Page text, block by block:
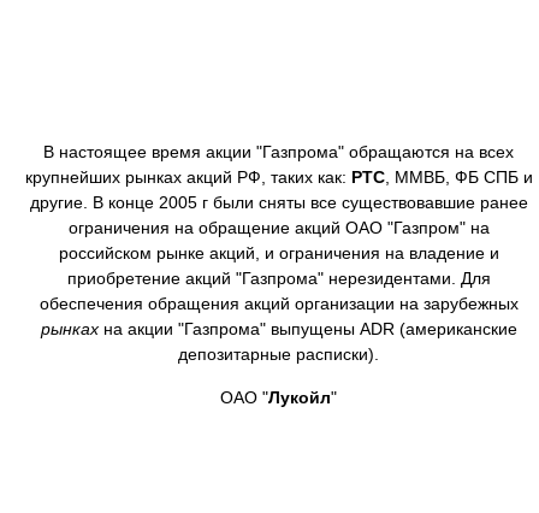
В настоящее время акции "Газпрома" обращаются на всех
крупнейших рынках акций РФ, таких как: РТС, ММВБ, ФБ СПБ и
другие. В конце 2005 г были сняты все существовавшие ранее
ограничения на обращение акций ОАО "Газпром" на
российском рынке акций, и ограничения на владение и
приобретение акций "Газпрома" нерезидентами. Для
обеспечения обращения акций организации на зарубежных
рынкахна акции "Газпрома" выпущены ADR (американские
депозитарные расписки).
ОАО "Лукойл"